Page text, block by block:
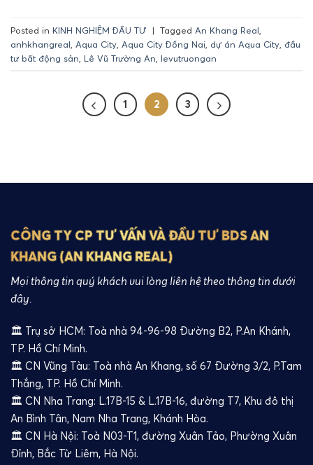
Posted in KINH NGHIỆM ĐẦU TƯ | Tagged An Khang Real
anhkhangreal Aqua City Aqua City Đồng Nai dự án Aqua City đầu
tư bất động sản Lê Vũ Trường An levutruongan
1 2 3
CÔNG TY CP TƯ VẤN VÀ ĐẦU TƯ BDS AN
KHANG (AN KHANG REAL)
Mọi thông tin quý khách vui lòng liên hệ theo thông tin dưới
đây.
🏛️ Trụ sở HCM: Toà nhà 94-96-98 Đường B2, P.An Khánh,
TP. Hồ Chí Minh.
🏛️ CN Vũng Tàu: Toà nhà An Khang, số 67 Đường 3/2, P.Tam
Thắng, TP. Hồ Chí Minh.
🏛️ CN Nha Trang: L.17B-15 & L.17B-16, đường T7, Khu đô thị
An Bình Tân, Nam Nha Trang, Khánh Hòa.
🏛️ CN Hà Nội: Toà N03-T1, đường Xuân Tảo, Phường Xuân
Đỉnh, Bắc Từ Liêm, Hà Nội.